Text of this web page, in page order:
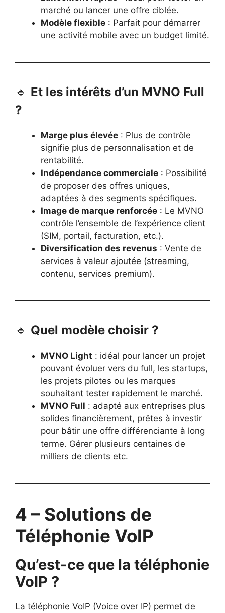
marché ou lancer une offre ciblée.
Modèle flexible : Parfait pour démarrer
une activité mobile avec un budget limité.
🔹 Et les intérêts d’un MVNO Full
?
Marge plus élevée : Plus de contrôle
signifie plus de personnalisation et de
rentabilité.
Indépendance commerciale : Possibilité
de proposer des offres uniques,
adaptées à des segments spécifiques.
Image de marque renforcée : Le MVNO
contrôle l’ensemble de l’expérience client
(SIM, portail, facturation, etc.).
Diversification des revenus : Vente de
services à valeur ajoutée (streaming,
contenu, services premium).
🔹 Quel modèle choisir ?
MVNO Light : idéal pour lancer un projet
pouvant évoluer vers du full, les startups,
les projets pilotes ou les marques
souhaitant tester rapidement le marché.
MVNO Full : adapté aux entreprises plus
solides financièrement, prêtes à investir
pour bâtir une offre différenciante à long
terme. Gérer plusieurs centaines de
milliers de clients etc.
4 – Solutions de
Téléphonie VoIP
Qu’est-ce que la téléphonie
VoIP ?
La téléphonie VoIP (Voice over IP) permet de